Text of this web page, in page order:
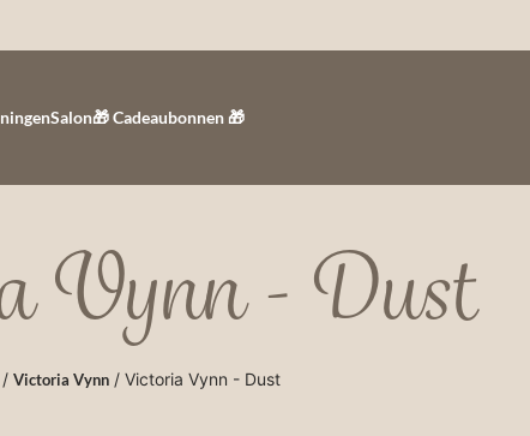
Salon🎁 Cadeaubonnen 🎁
Vynn - Dust
Victoria Vynn/ Victoria Vynn - Dust